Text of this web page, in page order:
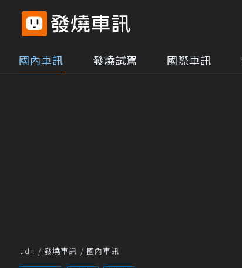
國內車訊 發燒試駕 國際車訊
udn 發燒車訊 國內車訊